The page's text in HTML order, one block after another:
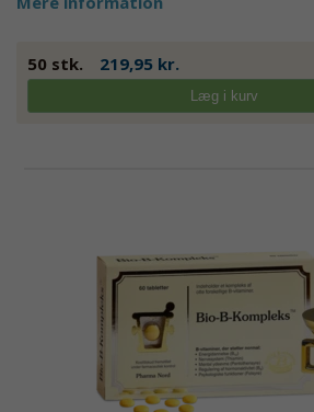
50 stk. 219,95 kr.
Læg i kurv